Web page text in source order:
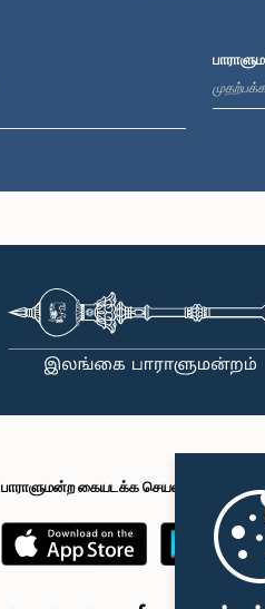
பாராளுமன்ற கையடக்க செயலி